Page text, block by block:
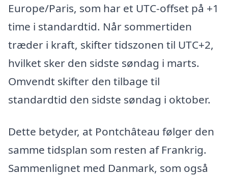
Europe/Paris, som har et UTC-offset på +1
time i standardtid. Når sommertiden
træder i kraft, skifter tidszonen til UTC+2,
hvilket sker den sidste søndag i marts.
Omvendt skifter den tilbage til
standardtid den sidste søndag i oktober.
Dette betyder, at Pontchâteau følger den
samme tidsplan som resten af Frankrig.
Sammenlignet med Danmark, som også